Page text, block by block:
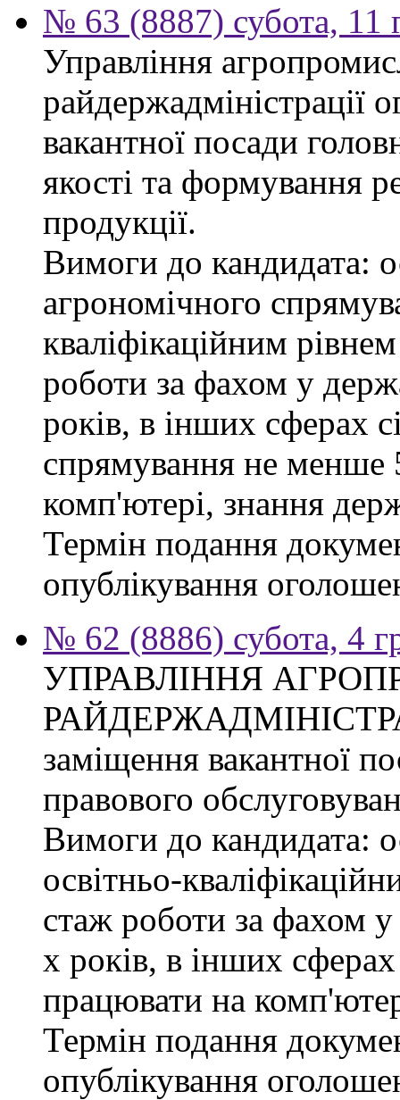
№ 63 (8887) субота, 11
Управління
райдержадміністрації
вакантної посади
якості та формування
продукції.
Вимоги до кандидата:
агрономічного
кваліфікаційним
роботи за фахом у
років, в інших сферах
спрямування не менше
комп'ютері, знання
Термін подання
опублікування
№ 62 (8886) субота, 4
УПРАВЛІННЯ
заміщення вакантної
правового
Вимоги до кандидата:
освітньо-
стаж роботи за фахом
х років, в інших
працювати на
Термін подання
опублікування